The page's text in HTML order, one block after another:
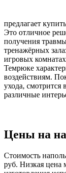
предлагает
Это отличное
получения
тренажёрных
игровых
Темрюке
воздействиям.
ухода, смотрится
различные
Цены на
Стоимость
руб. Низкая цена